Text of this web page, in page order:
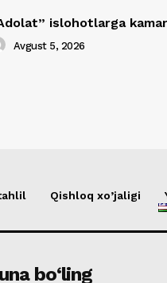
islohotlarga
Avgust 5, 2026
Qishloq xo’jaligi
bo‘ling